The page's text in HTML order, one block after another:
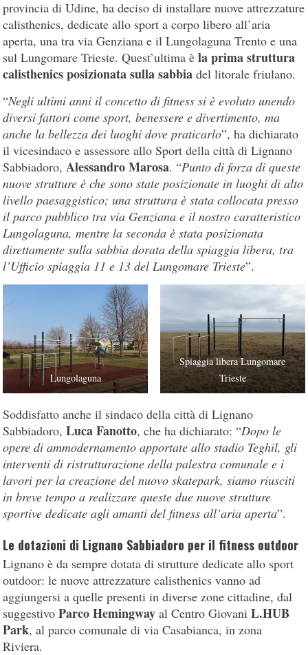
provincia di Udine, ha deciso di installare nuove attrezzature
calisthenics, dedicate allo sport a corpo libero all’aria
aperta, una tra via Genziana e il Lungolaguna Trento e una
sul Lungomare Trieste. Quest’ultima è la prima struttura
calisthenics posizionata sulla sabbia del litorale friulano.
“Negli ultimi anni il concetto di fitness si è evoluto unendo
diversi fattori come sport, benessere e divertimento, ma
anche la bellezza dei luoghi dove praticarlo”, ha dichiarato
il vicesindaco e assessore allo Sport della città di Lignano
Sabbiadoro, Alessandro Marosa. “Punto di forza di queste
nuove strutture è che sono state posizionate in luoghi di alto
livello paesaggistico; una struttura è stata collocata presso
il parco pubblico tra via Genziana e il nostro caratteristico
Lungolaguna, mentre la seconda è stata posizionata
direttamente sulla sabbia dorata della spiaggia libera, tra
l’Ufficio spiaggia 11 e 13 del Lungomare Trieste”.
Lungolaguna
Spiaggia libera Lungomare
Trieste
Soddisfatto anche il sindaco della città di Lignano
Sabbiadoro,Luca Fanotto, che ha dichiarato: “Dopo le
opere di ammodernamento apportate allo stadio Teghil, gli
interventi di ristrutturazione della palestra comunale e i
lavori per la creazione del nuovo skatepark, siamo riusciti
in breve tempo a realizzare queste due nuove strutture
sportive dedicate agli amanti del fitness all’aria aperta”.
Le dotazioni di Lignano Sabbiadoro per il fitness outdoor
Lignano è da sempre dotata di strutture dedicate allo sport
outdoor: le nuove attrezzature calisthenics vanno ad
aggiungersi a quelle presenti in diverse zone cittadine, dal
suggestivoParco Hemingway al Centro GiovaniL.HUB
Park, al parco comunale di via Casabianca, in zona
Riviera.